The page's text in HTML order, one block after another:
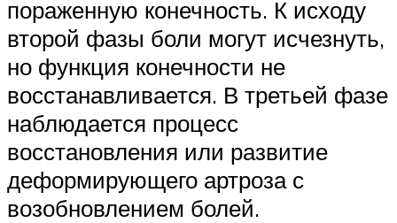
пораженную конечность. К исходу
второй фазы боли могут исчезнуть,
но функция конечности не
восстанавливается. В третьей фазе
наблюдается процесс
восстановления или развитие
деформирующего артроза с
возобновлением болей.